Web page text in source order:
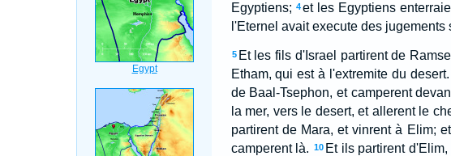
Egyptiens; 4et les Egyptiens
l'Eternel avait execute des jugements
5 Et les fils d'Israel partirent de
Etham, qui est à l'extremite du desert.
de Baal-Tsephon, et camperent
la mer, vers le desert, et allerent le
partirent de Mara, et vinrent à Elim;
camperent là. 10 Et ils partirent